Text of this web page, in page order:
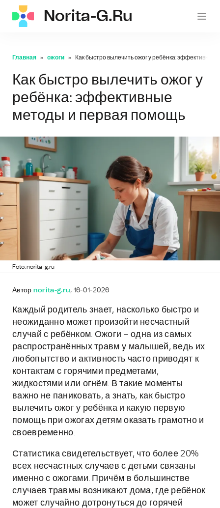
Norita-G.ru
Главная ожоги Как быстро вылечить ожог у ребёнка:
Как быстро вылечить ожог у
ребёнка: эффективные
методы и первая помощь
Foto: norita-g.ru
Автор norita-g.ru, 16-01-2026
Каждый родитель знает, насколько быстро и
неожиданно может произойти несчастный
случай с ребёнком. Ожоги – одна из самых
распространённых травм у малышей, ведь их
любопытство и активность часто приводят к
контактам с горячими предметами,
жидкостями или огнём. В такие моменты
важно не паниковать, а знать, как быстро
вылечить ожог у ребёнка и какую первую
помощь при ожогах детям оказать грамотно и
своевременно.
Статистика свидетельствует, что более 20%
всех несчастных случаев с детьми связаны
именно с ожогами. Причём в большинстве
случаев травмы возникают дома, где ребёнок
может случайно дотронуться до горячей